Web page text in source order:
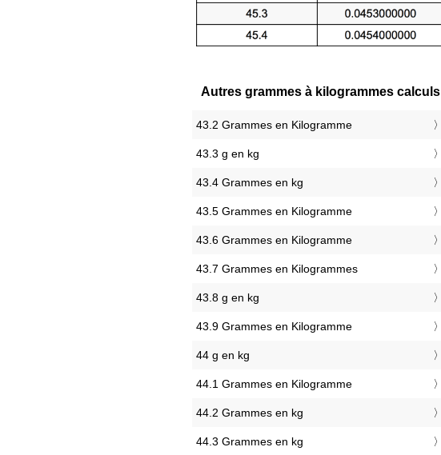
Autres grammes à kilogrammes calculs
43.2 Grammes en Kilogramme
43.3 g en kg
43.4 Grammes en kg
43.5 Grammes en Kilogramme
43.6 Grammes en Kilogramme
43.7 Grammes en Kilogrammes
43.8 g en kg
43.9 Grammes en Kilogramme
44 g en kg
44.1 Grammes en Kilogramme
44.2 Grammes en kg
44.3 Grammes en kg